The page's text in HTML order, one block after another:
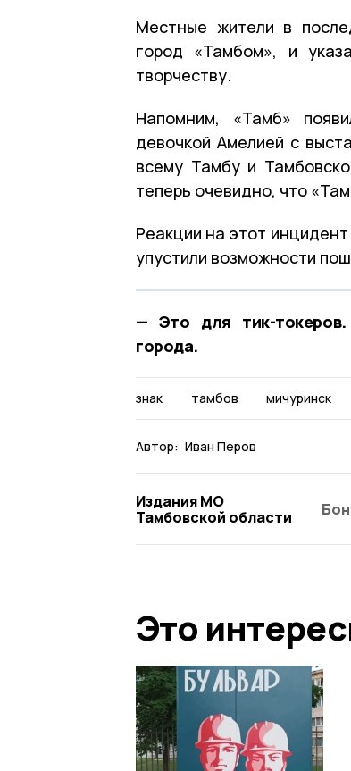
Местные жители в
город «Тамбом», и
творчеству.
Напомним, «Тамб»
девочкой Амелией с
всему Тамбу и
теперь очевидно, что
Реакции на этот
упустили возможности
— Это для тик-
города.
знак тамбов мичуринск
Автор: Иван Перов
Издания МО
Тамбовской области
Это